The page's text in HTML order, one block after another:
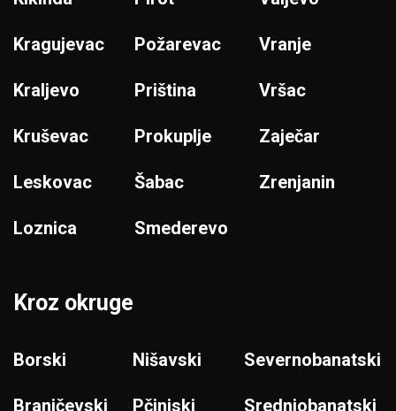
Kragujevac
Kraljevo
Kruševac
Leskovac
Loznica
Požarevac
Priština
Prokuplje
Šabac
Smederevo
Vranje
Vršac
Zaječar
Zrenjanin
Kroz okruge
Borski
Braničevski
Nišavski
Pčinjski
Severnobanatski
Srednjobanatski